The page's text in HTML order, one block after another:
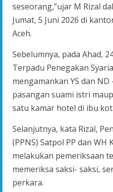
seseorang,”ujar M Rizal
Jumat, 5 Juni 2026 di
Aceh.
Sebelumnya, pada Ahad,
Terpadu Penegakan
mengamankan YS dan
pasangan suami istri
satu kamar hotel di ibu
Selanjutnya, kata Rizal,
(PPNS) Satpol PP dan WH
melakukan pemeriksaan
memeriksa saksi- saksi,
perkara.